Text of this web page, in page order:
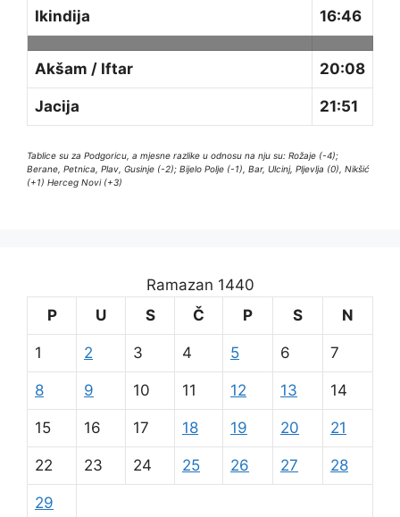
Ikindija 16:46
Akšam / Iftar 20:08
Jacija 21:51
Tablice su za Podgoricu, a mjesne razlike u odnosu na nju su: Rožaje (-4);
Berane, Petnica, Plav, Gusinje (-2); Bijelo Polje (-1), Bar, Ulcinj, Pljevlja (0), Nikšić
(+1) Herceg Novi (+3)
Ramazan 1440
P
U S Č P S N
1 2 3 4 5 6 7
8 9 10 11 12 13 14
15 16 17 18 19 20 21
22 23 24 25 26 27 28
29